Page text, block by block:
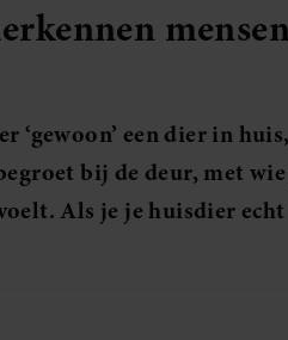
‘gewoon’ een dier in
bij de deur, met
Als je je huisdier